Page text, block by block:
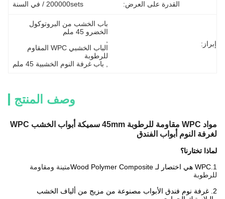
القدرة على العرض: 200000sets / في السنة
إبراز:
الخضرو 45 ملم
للرطوبة
باب غرفة النوم الخشبية 45 ملم
وصف المنتج
مواد WPC مقاومة للرطوبة 45mm سميكة أبواب الخشب WPC
لغرفة النوم أبواب الفندق
لماذا تختارنا؟
1. WPC هي اختصار لـ Wood Polymer Composite
متينة ومقاومة
للرطوبة
2. غرفة نوم فندق الأبواب مصنوعة من مزيج من ألياف الخشب